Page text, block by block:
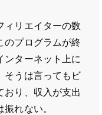
ィリエイターの数
のプログラムが終
ンターネット上に
そうは言ってもビ
おり、収入が支出
れない。